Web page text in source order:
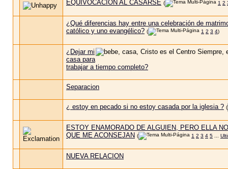
EQUIVOCACION AL CASARSE ( 1 2
¿Qué diferencias hay entre una celebración de
católico y uno evangélico? ( 1 2 3 4)
¿Dejar mi
casa para
trabajar a tiempo completo?
Separacion
¿ estoy en pecado si no estoy casada por la iglesia ? (
ESTOY ENAMORADO DE ALGUIEN, PERO ELLA
QUE ME ACONSEJAN ( 1 2 3 4 5
NUEVA RELACION